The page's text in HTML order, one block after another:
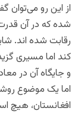
از این رو می‌توان
شده که در آن
رقابت شده اند.
کند اما مسیری
و جایگاه آن در
اما یک موضوع
افغانستان، هیچ